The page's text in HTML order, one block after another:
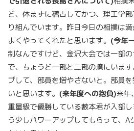
ど、休まずに稽古してかつ、理工学
り組んでいます。昨日今日の相撲は満
よくやってくれたと思います。 (今年
制なんですけど、金沢大会では一部
で、ちょうど一部と二部の境にいま
プして、部員を増やさないと。部員
いと思います。 (来年度への抱負)来年
重量級で優勝している藪本君が入部
う少しパワーアップしてもらって、A